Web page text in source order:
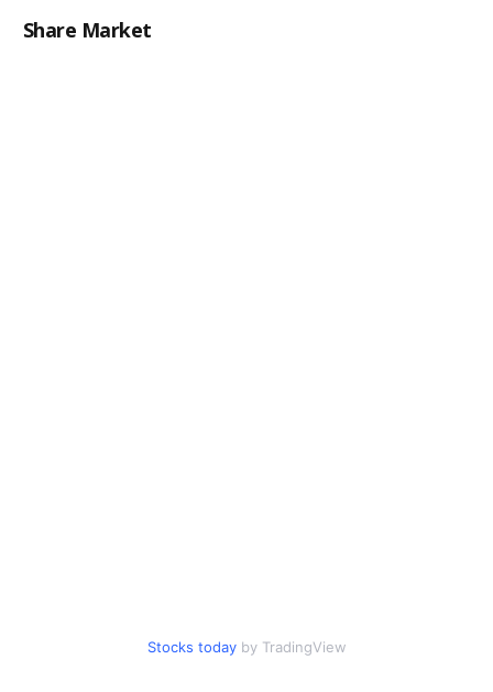
Share Market
Stocks today by TradingView